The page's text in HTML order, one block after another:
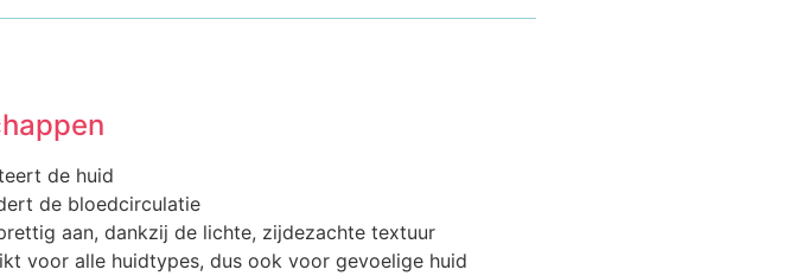
de huid
de bloedcirculatie
aan, dankzij de lichte, zijdezachte textuur
voor alle huidtypes, dus ook voor gevoelige huid